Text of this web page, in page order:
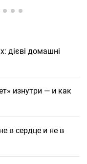
дієві домашні
изнутри — и как
в сердце и не в